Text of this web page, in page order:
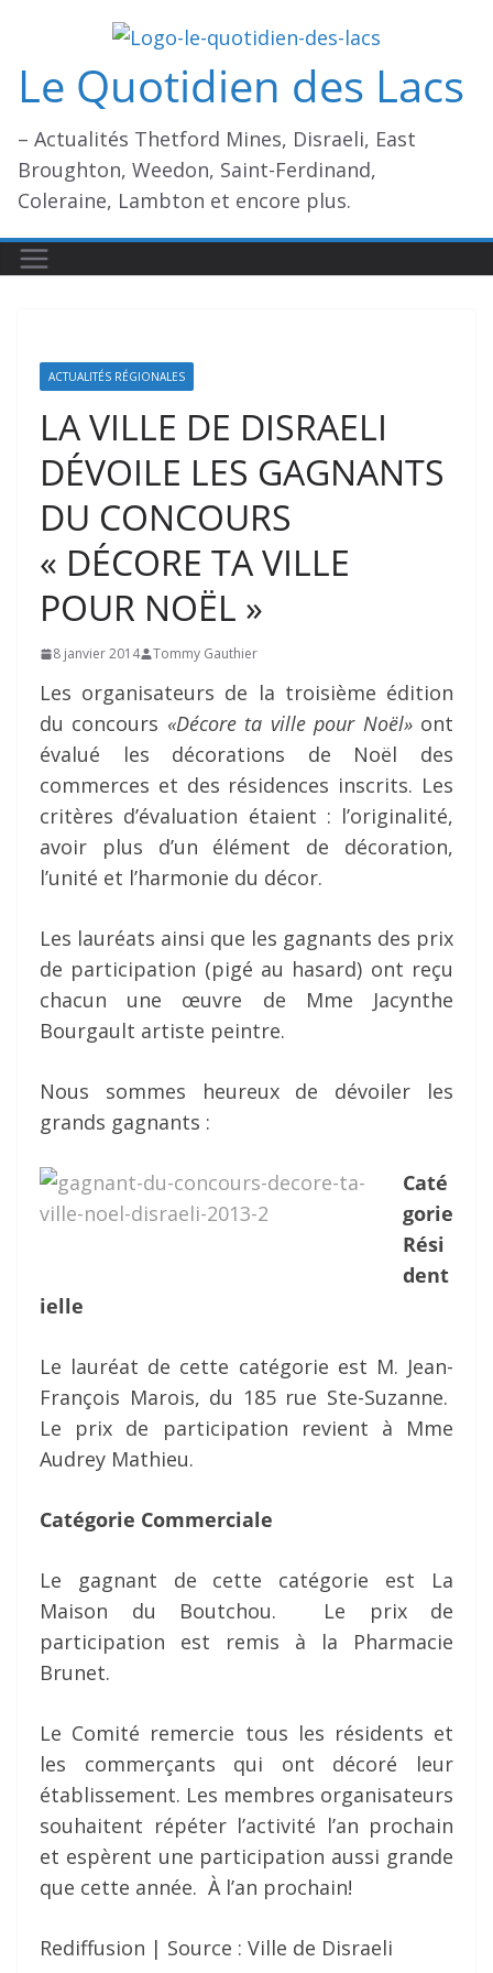
contenu
Le Quotidien des Lacs
– Actualités Thetford Mines, Disraeli, East
Broughton, Weedon, Saint-Ferdinand,
Coleraine, Lambton et encore plus.
ACTUALITÉS RÉGIONALES
LA VILLE DE DISRAELI
DÉVOILE LES GAGNANTS
DU CONCOURS
« DÉCORE TA VILLE
POUR NOËL »
8 janvier 2014 Tommy Gauthier
Les organisateurs de la troisième édition
du concours «Décore ta ville pour Noël»ont
évalué les décorations de Noël des
commerces et des résidences inscrits. Les
critères d’évaluation étaient : l’originalité,
avoir plus d’un élément de décoration,
l’unité et l’harmonie du décor.
Les lauréats ainsi que les gagnants des prix
de participation (pigé au hasard) ont reçu
chacun une œuvre de Mme Jacynthe
Bourgault artiste peintre.
Nous sommes heureux de dévoiler les
grands gagnants :
Caté
gorie
Rési
dent
ielle
Le lauréat de cette catégorie est M. Jean-
François Marois, du 185 rue Ste-Suzanne.
Le prix de participation revient à Mme
Audrey Mathieu.
Catégorie Commerciale
Le gagnant de cette catégorie est La
Maison du Boutchou. Le prix de
participation est remis à la Pharmacie
Brunet.
Le Comité remercie tous les résidents et
les commerçants qui ont décoré leur
établissement. Les membres organisateurs
souhaitent répéter l’activité l’an prochain
et espèrent une participation aussi grande
que cette année. À l’an prochain!
Rediffusion | Source : Ville de Disraeli